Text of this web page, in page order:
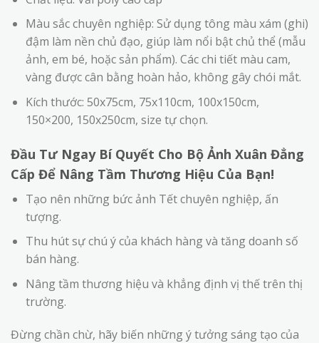
Màu sắc chuyên nghiệp: Sử dụng tông màu xám (ghi)
đậm làm nền chủ đạo, giúp làm nổi bật chủ thể (mẫu
ảnh, em bé, hoặc sản phẩm). Các chi tiết màu cam,
vàng được cân bằng hoàn hảo, không gây chói mắt.
Kích thước: 50x75cm, 75x110cm, 100x150cm,
150×200, 150x250cm, size tự chọn.
Đầu Tư Ngay Bí Quyết Cho Bộ Ảnh Xuân Đẳng
Cấp Để Nâng Tầm Thương Hiệu Của Bạn!
Tạo nên những bức ảnh Tết chuyên nghiệp, ấn
tượng.
Thu hút sự chú ý của khách hàng và tăng doanh số
bán hàng.
Nâng tầm thương hiệu và khẳng định vị thế trên thị
trường.
Đừng chần chừ, hãy biến những ý tưởng sáng tạo của